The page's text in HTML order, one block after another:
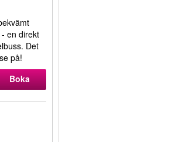
en direkt
Det
på!
Boka